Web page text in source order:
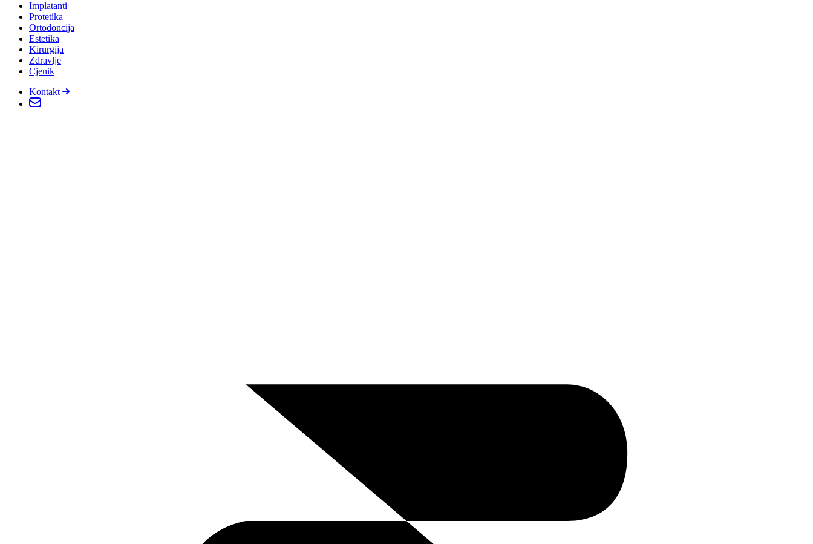
Implatanti
Protetika
Ortodoncija
Estetika
Kirurgija
Zdravlje
Cjenik
Kontakt